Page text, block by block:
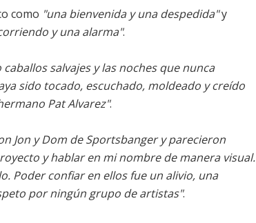
como "una bienvenida y una despedida"y
y una alarma".
salvajes y las noches que nunca
sido tocado, escuchado, moldeado y creído
Pat Alvarez".
Jon y Dom de Sportsbanger y parecieron
y hablar en mi nombre de manera visual.
Poder confiar en ellos fue un alivio, una
por ningún grupo de artistas".